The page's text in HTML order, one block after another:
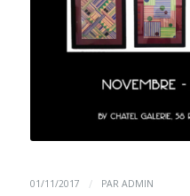
01/11/2017 / PAR ADMIN